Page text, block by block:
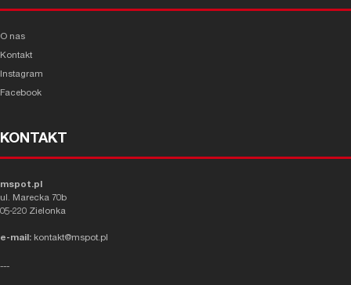
O nas
Kontakt
Instagram
Facebook
KONTAKT
mspot.pl
ul. Marecka 70b
05-220 Zielonka
e-mail: kontakt@mspot.pl
---